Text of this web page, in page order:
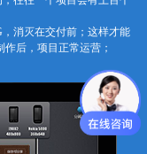
消灭在交付前；这样才能
后，项目正常运营；